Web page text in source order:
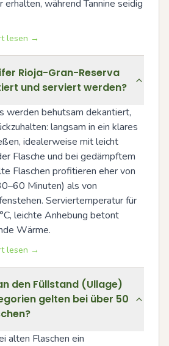
erhalten, während Tannine seidig
lesen →
Rioja-Gran-Reserva
und serviert werden?
werden behutsam dekantiert,
langsam in ein klares
idealerweise mit leicht
Flasche und bei gedämpftem
Flaschen profitieren eher von
Minuten) als von
Serviertemperatur für
leichte Anhebung betont
Wärme.
lesen →
den Füllstand (Ullage)
gelten bei über 50
alten Flaschen ein